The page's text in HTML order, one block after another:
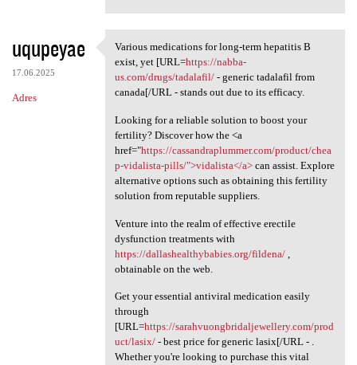
uqupeyae
17.06.2025
Adres
Various medications for long
Various medications for long-term hepatitis B
exist, yet [URL=https://nabba-
us.com/drugs/tadalafil/- generic tadalafil from
canada[/URL - stands out due to its efficacy.
Looking for a reliable solution to boost your
fertility? Discover how the <a
href="https://cassandraplummer.com/product/chea
p-vidalista-pills/">vidalista</a>can assist. Explore
alternative options such as obtaining this fertility
solution from reputable suppliers.
Venture into the realm of effective erectile
dysfunction treatments with
https://dallashealthybabies.org/fildena/,
obtainable on the web.
Get your essential antiviral medication easily
through
[URL=https://sarahvuongbridaljewellery.com/prod
uct/lasix/- best price for generic lasix[/URL - .
Whether you're looking to purchase this vital